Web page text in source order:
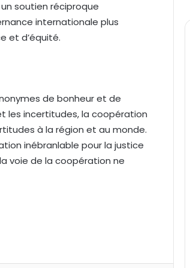
soutien réciproque
internationale plus
et d’équité.
de bonheur et de
les incertitudes, la coopération
à la région et au monde.
inébranlable pour la justice
voie de la coopération ne